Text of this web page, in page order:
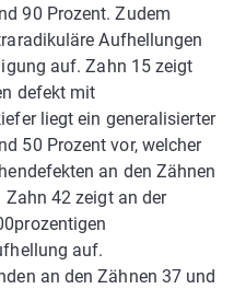
90 Prozent. Zudem
Aufhellungen
auf. Zahn 15 zeigt
defekt mit
liegt ein generalisierter
50 Prozent vor, welcher
an den Zähnen
42 zeigt an der
auf.
an den Zähnen 37 und